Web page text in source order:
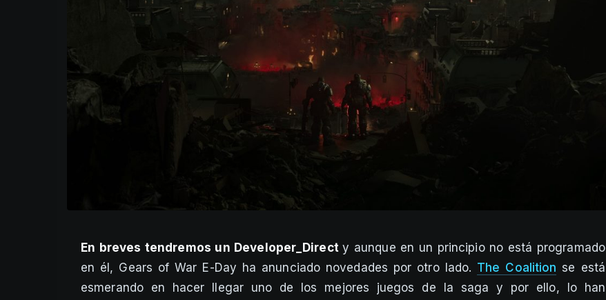
En breves tendremos un Developer_Directy aunque en un principio no está programado
en él, Gears of War E-Day ha anunciado novedades por otro lado. The Coalition se está
esmerando en hacer llegar uno de los mejores juegos de la saga y por ello, lo han